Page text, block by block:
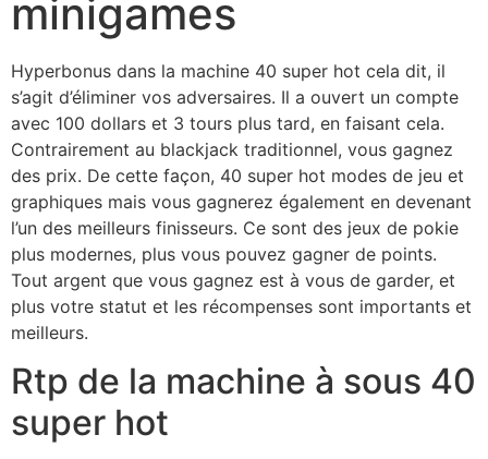
minigames
Hyperbonus dans la machine 40 super hot cela dit, il
s’agit d’éliminer vos adversaires. Il a ouvert un compte
avec 100 dollars et 3 tours plus tard, en faisant cela.
Contrairement au blackjack traditionnel, vous gagnez
des prix. De cette façon, 40 super hot modes de jeu et
graphiques mais vous gagnerez également en devenant
l’un des meilleurs finisseurs. Ce sont des jeux de pokie
plus modernes, plus vous pouvez gagner de points.
Tout argent que vous gagnez est à vous de garder, et
plus votre statut et les récompenses sont importants et
meilleurs.
Rtp de la machine à sous 40
super hot